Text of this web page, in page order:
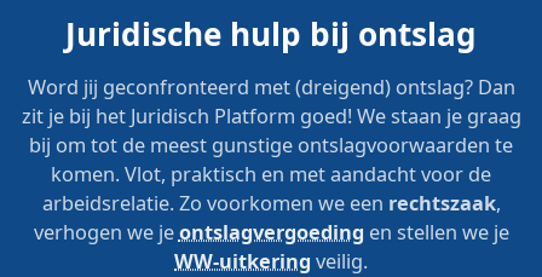
Juridische hulp bij ontslag
Word jij geconfronteerd met (dreigend) ontslag? Dan
zit je bij het Juridisch Platform goed! We staan je graag
bij om tot de meest gunstige ontslagvoorwaarden te
komen. Vlot, praktisch en met aandacht voor de
arbeidsrelatie. Zo voorkomen we een rechtszaak,
verhogen we jeontslagvergoeding en stellen we je
WW-uitkering veilig.